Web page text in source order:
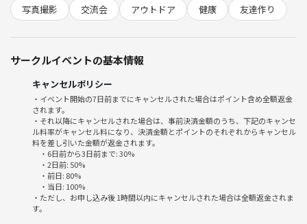
・初参加やおひとりさまも、毎回たくさんいるのでご安心ください😊
1. 気分転換：定番の観光地を違った角度から再発見できる！
2. 健康メリット：無理なく歩ける距離で心地よい運動不足解消効果！
3. 同世代交流：新しい友達・語り相手が自然にできる！
4. 写真好き歓迎：映える景色やスポットで思い出作りができる！
⚠️注意事項⚠️
下記の行為はご遠慮ください。
・勧誘・営業・告知・引き抜き・しつこいナンパ・暴言など
サークルやイベントの輪を乱す行動をする方、運営側の指示に従ってい
ただけない方や運営側が参加者様としてふさわしくないと判断した方
は、参加をお断りする場合がございます。
写真撮影
交流会 アウトドア 健康 友達作り
サークルイベントの基本情報
キャンセルポリシー
・イベント開始の7日前までにキャンセルされた場合はポイント含め全額返金
されます。
・それ以降にキャンセルされた場合は、事前決済金額のうち、下記のキャンセ
ル料率がキャンセル料になり、決済金額とポイントのそれぞれからキャンセル
料を差し引いた金額が返金されます。
・6日前から3日前まで: 30%
・2日前: 50%
・前日: 80%
・当日: 100%
・ただし、お申し込み後 1時間以内にキャンセルされた場合は全額返金されま
す。